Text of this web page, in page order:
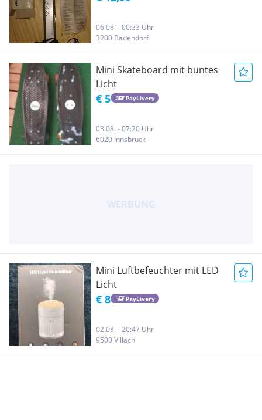
06.08. - 00:33 Uhr
3200 Badendorf
Mini Skateboard mit buntes
Licht
€ 5 PayLivery
03.08. - 07:20 Uhr
6020 Innsbruck
Mini Luftbefeuchter mit LED
Licht
€ 8 PayLivery
02.08. - 20:47 Uhr
9500 Villach